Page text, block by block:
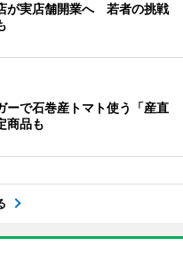
が実店舗開業へ 若者の挑戦
ーで石巻産トマト使う「産直
商品も